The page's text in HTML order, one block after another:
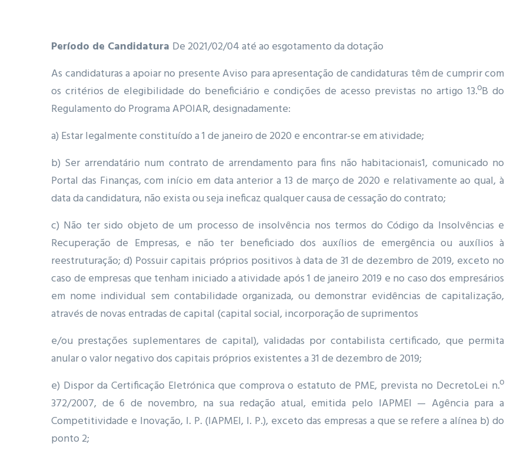
Período de Candidatura De 2021/02/04 até ao esgotamento da dotação
As candidaturas a apoiar no presente Aviso para apresentação de candidaturas têm de cumprir com
os critérios de elegibilidade do beneficiário e condições de acesso previstas no artigo 13.ºB do
Regulamento do Programa APOIAR, designadamente:
a) Estar legalmente constituído a 1 de janeiro de 2020 e encontrar-se em atividade;
b) Ser arrendatário num contrato de arrendamento para fins não habitacionais1, comunicado no
Portal das Finanças, com início em data anterior a 13 de março de 2020 e relativamente ao qual, à
data da candidatura, não exista ou seja ineficaz qualquer causa de cessação do contrato;
c) Não ter sido objeto de um processo de insolvência nos termos do Código da Insolvências e
Recuperação de Empresas, e não ter beneficiado dos auxílios de emergência ou auxílios à
reestruturação; d) Possuir capitais próprios positivos à data de 31 de dezembro de 2019, exceto no
caso de empresas que tenham iniciado a atividade após 1 de janeiro 2019 e no caso dos empresários
em nome individual sem contabilidade organizada, ou demonstrar evidências de capitalização,
através de novas entradas de capital (capital social, incorporação de suprimentos
e/ou prestações suplementares de capital), validadas por contabilista certificado, que permita
anular o valor negativo dos capitais próprios existentes a 31 de dezembro de 2019;
e) Dispor da Certificação Eletrónica que comprova o estatuto de PME, prevista no DecretoLei n.º
372/2007, de 6 de novembro, na sua redação atual, emitida pelo IAPMEI — Agência para a
Competitividade e Inovação, I. P. (IAPMEI, I. P.), exceto das empresas a que se refere a alínea b) do
ponto 2;